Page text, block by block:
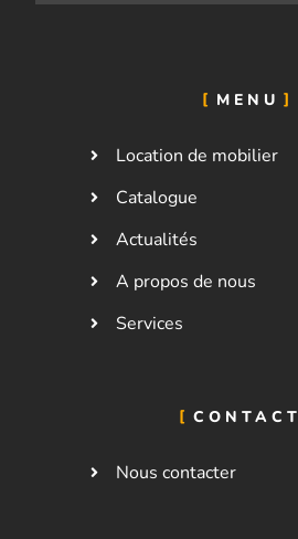
MENU
Location de mobilier
Catalogue
Actualités
A propos de nous
Services
CONTACT
Nous contacter